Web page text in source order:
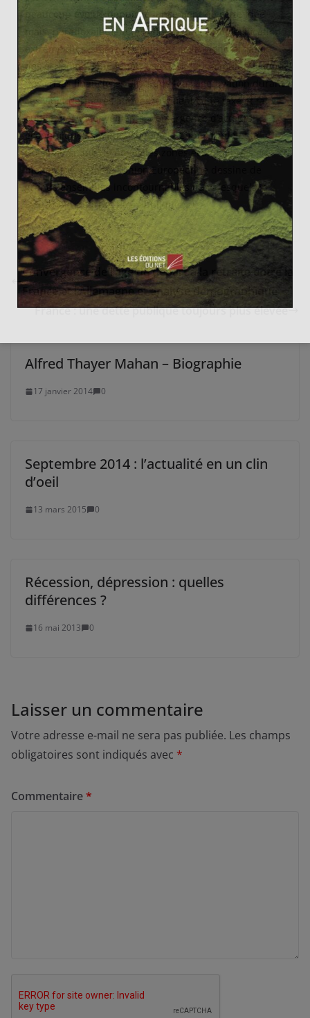
beaucoup évolué depuis le lancement de cette idée
mais, paradoxalement, à l’heure d’une complexification
extrême du système financier et de la mondialisation
des échanges, une fenêtre se dessine. La multiplication
des crises financières ainsi que leur aggravation durant
ces vingt dernières années justifient cette taxe et fait
oublier ses inconvénients. L’émergence d’acteurs
économiques majeurs comme la Chine, l’Inde et le
Brésil ainsi que de nouvelles zones économiques ou
monétaires comme l’Union Européenne dessine de
grands ensembles incontournables dans lesquels la
taxe Tobin pourrait être appliquée.
Convergence de l’âge de départ à la retraite entre la
France et l’Allemagne et analyse démographique
France : une dette publique toujours plus élevée
Alfred Thayer Mahan – Biographie
17 janvier 2014 0
Septembre 2014 : l’actualité en un clin
d’oeil
13 mars 2015 0
Récession, dépression : quelles
différences ?
16 mai 2013 0
Laisser un commentaire
Votre adresse e-mail ne sera pas publiée. Les champs
obligatoires sont indiqués avec *
Commentaire*